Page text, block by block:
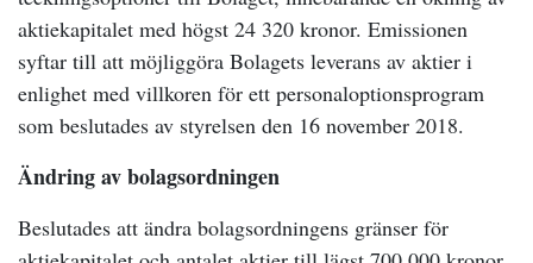
aktiekapitalet med högst 24 320 kronor. Emissionen
syftar till att möjliggöra Bolagets leverans av aktier i
enlighet med villkoren för ett personaloptionsprogram
som beslutades av styrelsen den 16 november 2018.
Ändring av bolagsordningen
Beslutades att ändra bolagsordningens gränser för